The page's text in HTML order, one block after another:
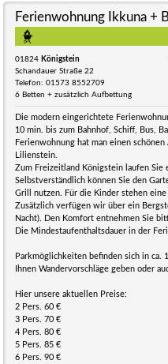
Ferienwohnung Ikkuna +
01824 Königstein
Schandauer Straße 22
Telefon: 01573 8552709
6 Betten + zusätzlich Aufbettung
Die modern eingerichtete
10 min. bis zum Bahnhof, Schiff, Bus,
Ferienwohnung hat man einen
Lilienstein.
Zum Freizeitland Königstein laufen Sie
Selbstverständlich können Sie den
Grill nutzen. Für die Kinder stehen
Zusätzlich verfügen wir über ein
Nacht). Den Komfort entnehmen Sie
Die Mindestaufenthaltsdauer in der
Parkmöglichkeiten befinden sich in ca.
Ihnen Wandervorschläge geben oder
Hier unsere aktuellen Preise:
2 Pers. 60 €
3 Pers. 70 €
4 Pers. 80 €
5 Pers. 85 €
6 Pers. 90 €